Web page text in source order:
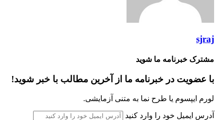
sjraj
مشترک خبرنامه ما شوید
با عضویت در خبرنامه ما از آخرین مطالب با خبر شوید!
لورم ایپسوم یا طرح‌ نما به متنی آزمایشی.
آدرس ایمیل خود را وارد کنید